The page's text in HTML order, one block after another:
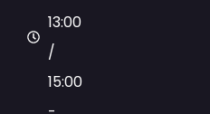
13:00
/
15:00